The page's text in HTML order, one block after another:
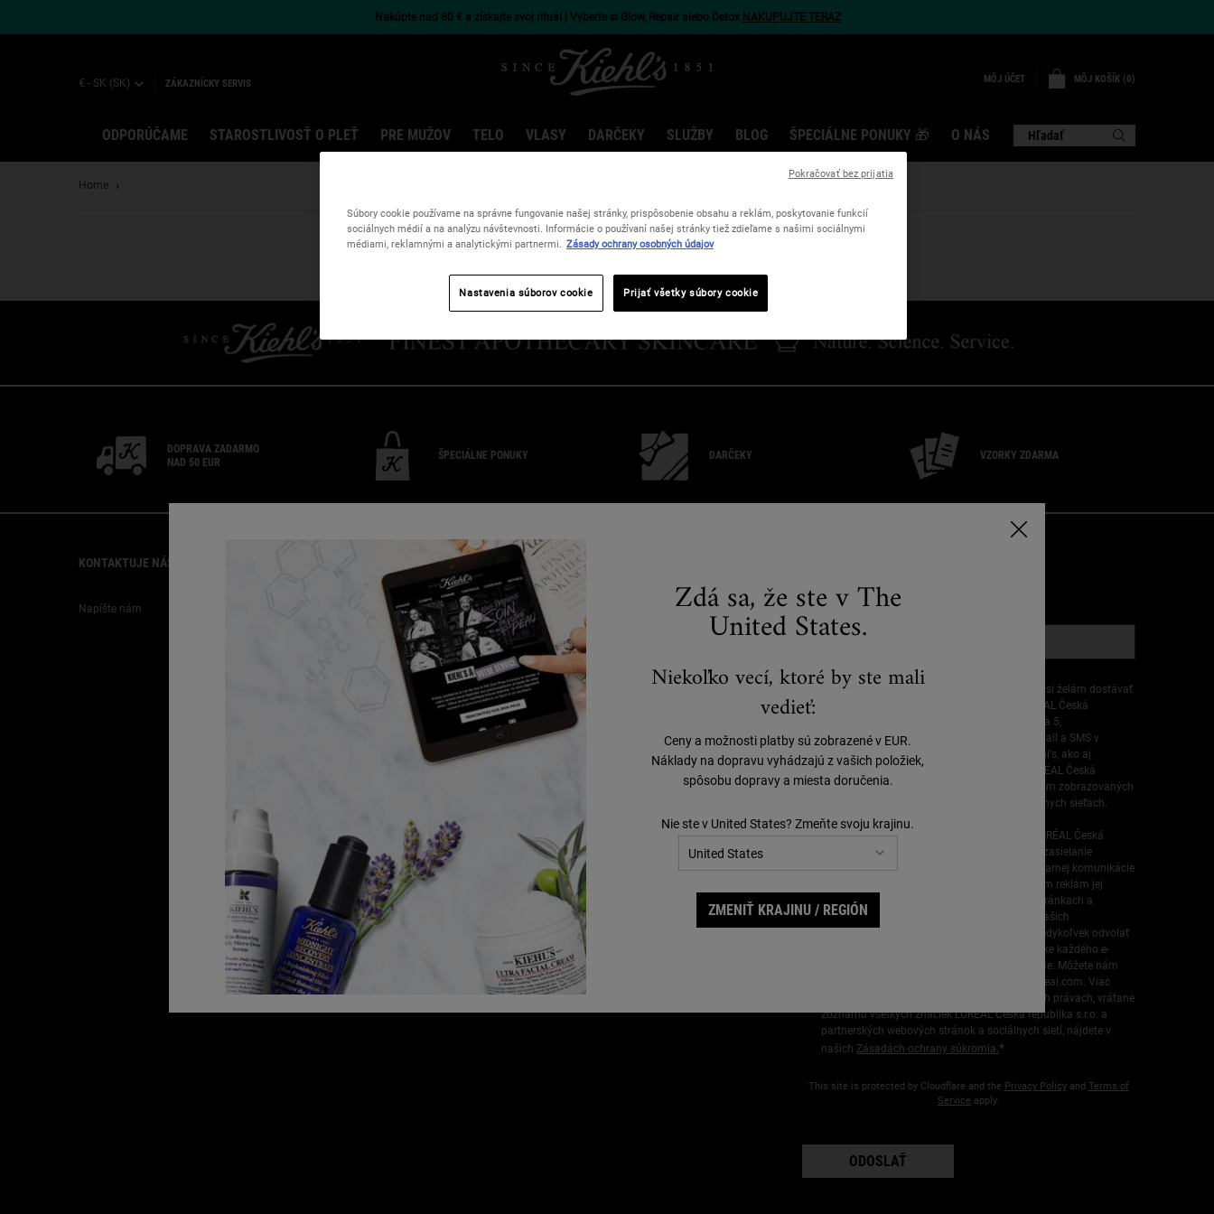
Nakúpte nad 80 € a získajte svoj rituál | Vyberte si Glow, Repair alebo Detox NAKUPUJTE TERAZ
€ - SK (SK) ZÁKAZNÍCKY SERVIS MÔJ ÚČET MÔJ KOŠÍK 0
0 VÝROBOK
ODPORÚČAME STAROSTLIVOSŤ O PLEŤ PRE MUŽOV TELO VLASY DARČEKY SLUŽBY BLOG ŠPECIÁLNE PONUKY 🎁 O NÁS Hľadať
Home
DOPRAVA ZADARMO
NAD 50 EUR
ŠPECIÁLNE PONUKY DARČEKY VZORKY ZDARMA
KONTAKTUJE NÁS
Napíšte nám
O KIEHL'S
Naša história
Udržateľnosť
Blog
Filantropia
(*) Povinné políčka
Vyhlasujem, že mám 16 rokov alebo viac a že si želám dostávať
personalizované ponuky od spoločnosti L’ORÉAL Česká
republika s.r.o., Plzeňská 213/11, 150 00 Praha 5,
prostredníctvom priamej komunikácie cez e-mail a SMS v
súvislosti s produktmi a službami značky Kiehl's, ako aj
prostredníctvom reklám všetkých značiek L’ORÉAL Česká
republika s.r.o. prispôsobených mojim záujmom zobrazovaných
na partnerských webových stránkach a sociálnych sieťach.
Údaje, ktoré poskytnete, použije spoločnosť L’ORÉAL Česká
republika s.r.o. na obohatenie vášho profilu a zasielanie
personalizovaných ponúk prostredníctvom priamej komunikácie
od svojej značky Kiehl's, ako aj prostredníctvom reklám jej
rôznych značiek na partnerských webových stránkach a
sociálnych sieťach a na meranie výkonnosti našich
marketingových aktivít. Svoj súhlas môžete kedykoľvek odvolať
prostredníctvom odkazu, ktorý nájdete v pätičke každého e-
mailu alebo v SMS správe, ktoré vám zasielame. Môžete nám
CESLOR.DPO@loreal.com. Viac
informácií o spracovaní vašich údajov a vašich právach, vrátane
zoznamu všetkých značiek L’ORÉAL Česká republika s.r.o. a
partnerských webových stránok a sociálnych sietí, nájdete v
našich Zásadách ochrany súkromia.*
This site is protected by Cloudflare and the Privacy Policyand Terms of
Service apply.
ODOSLAŤ
Súbory cookie používame na správne fungovanie našej stránky, prispôsobenie obsahu a reklám, poskytovanie funkcií
sociálnych médií a na analýzu návštevnosti. Informácie o používaní našej stránky tiež zdieľame s našimi sociálnymi
médiami, reklamnými a analytickými partnermi.
Zásady ochrany osobných údajov
Nastavenia súborov cookie Prijať všetky súbory cookie
Pokračovať bez prijatia
Zdá sa, že ste v The
United States.
Niekoľko vecí, ktoré by ste mali
vedieť:
Ceny a možnosti platby sú zobrazené v EUR.
Náklady na dopravu vyhádzajú z vašich položiek,
spôsobu dopravy a miesta doručenia.
Nie ste v United States? Zmeňte svoju krajinu.
ZMENIŤ KRAJINU / REGIÓN